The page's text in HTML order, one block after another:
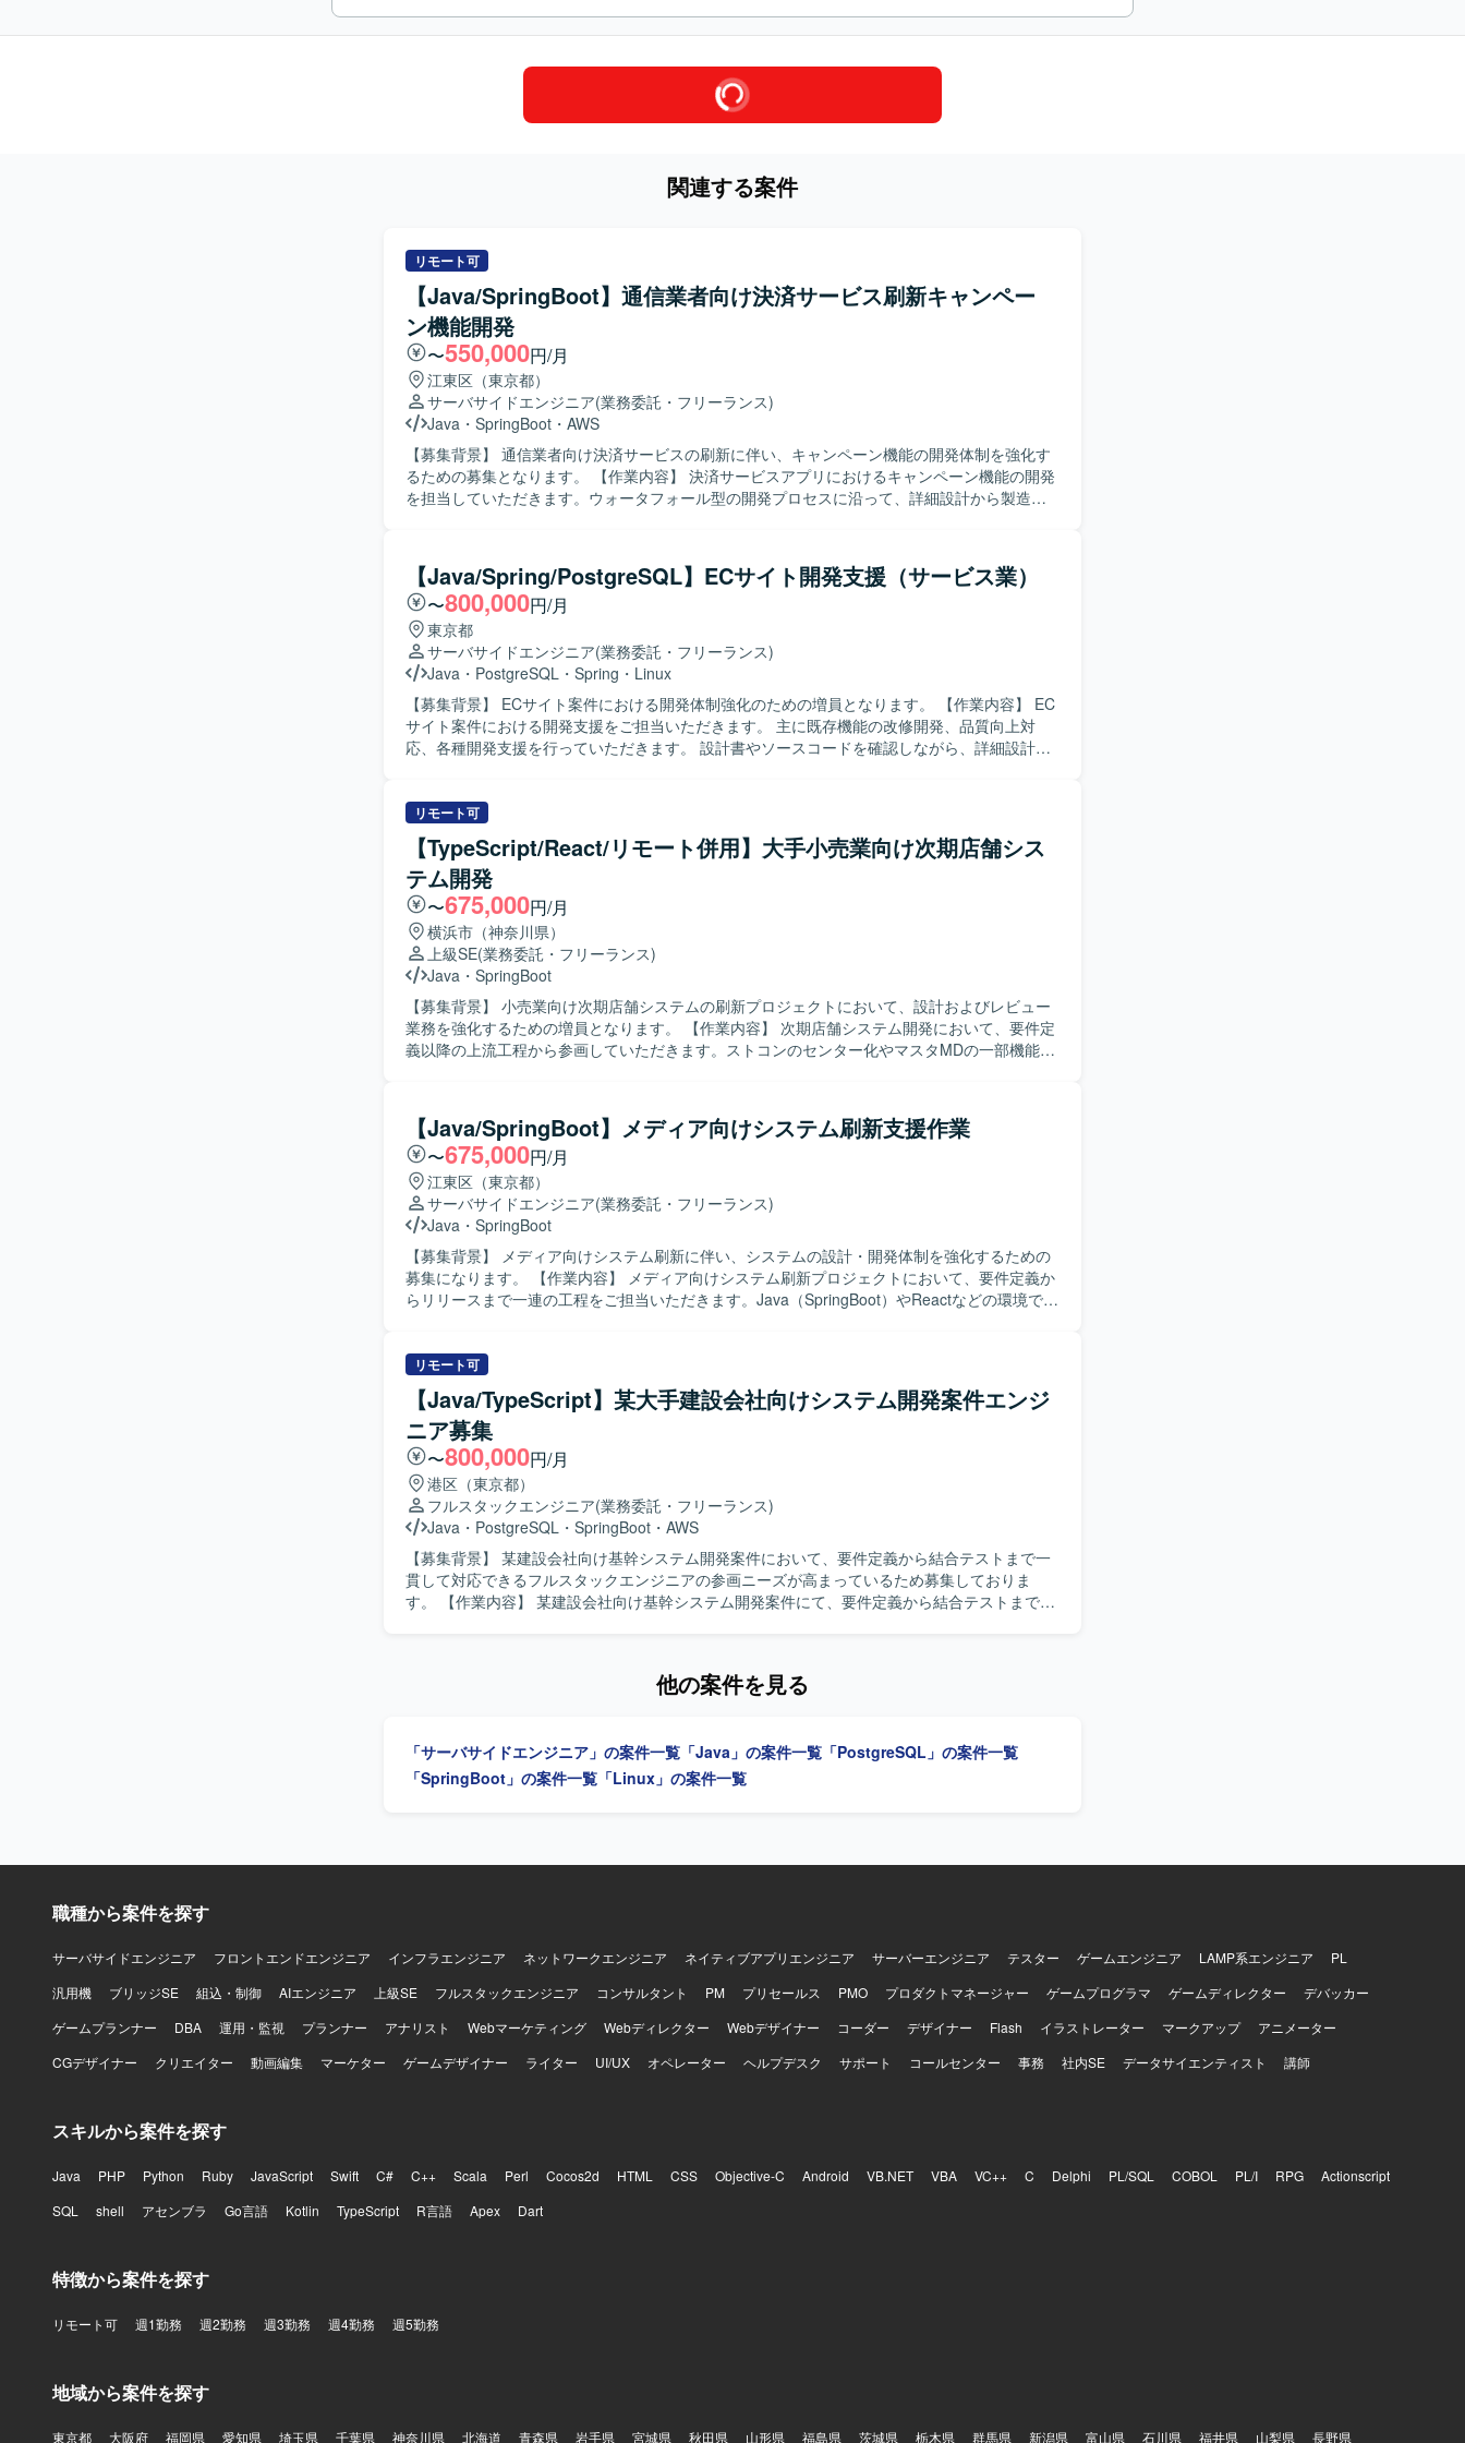
関連する案件
リモート可
【Java/SpringBoot】通信業者向け決済サービス刷新キャンペー
ン機能開発
〜550,000円/月
江東区（東京都）
サーバサイドエンジニア(業務委託・フリーランス)
Java ・ SpringBoot ・ AWS
【募集背景】 通信業者向け決済サービスの刷新に伴い、キャンペーン機能の開発体制を強化す
るための募集となります。 【作業内容】 決済サービスアプリにおけるキャンペーン機能の開発
を担当していただきます。ウォータフォール型の開発プロセスに沿って、詳細設計から製造、
【求める人物像】 バックエンド開発における設計から試験まで一貫して主体的に対応できる方
を求めております。チームメンバーや関係者と円滑にコミュニケーションを取りながら、品質
とスケジュールの両立を意識して取り組んでいただける方が望ましいです。 【ポジションの魅
力】 大規模な決済サービスの刷新プロジェクトに参画していただけるため、決済領域での業務
知識や大規模システム開発の経験を積むことができます。詳細設計以降の工程を通じて、設計
力やテスト設計力を高めることができ、長期的な参画により継続的なスキルアップも期待でき
ます。 【開発環境】 Java（SpringBoot）を用いたバックエンド開発環境にて、AWS上でシステ
ムを構築・開発していただきます。ウォータフォール型の開発プロセスを採用しており、各工
程ごとに成果物レビューや試験を行う体制となっております。
【Java/Spring/PostgreSQL】ECサイト開発支援（サービス業）
〜800,000円/月
東京都
サーバサイドエンジニア(業務委託・フリーランス)
Java ・ PostgreSQL ・ Spring ・ Linux
【募集背景】 ECサイト案件における開発体制強化のための増員となります。 【作業内容】 EC
サイト案件における開発支援をご担当いただきます。 主に既存機能の改修開発、品質向上対
応、各種開発支援を行っていただきます。 設計書やソースコードを確認しながら、詳細設計、
様や既存コードを主体的に読み解きながら、自走して開発を進められる方を求めております。
チームメンバーと円滑にコミュニケーションを取りながら、品質向上に主体的に取り組んでい
ただける方が望ましいです。 【ポジションの魅力】 ECサイトの開発支援を通じて、詳細設計
からテストまで一連の工程に携わることができます。 既存機能の改修や品質改善対応を経験す
ることで、設計力や問題解決力を高めていただけます。 【開発環境】 JavaおよびSpring
Frameworkを用いたWebシステム開発環境下で、PostgreSQLおよびLinuxを利用した開発とな
ります。
リモート可
【TypeScript/React/リモート併用】大手小売業向け次期店舗シス
テム開発
〜675,000円/月
横浜市（神奈川県）
上級SE(業務委託・フリーランス)
Java ・ SpringBoot
【募集背景】 小売業向け次期店舗システムの刷新プロジェクトにおいて、設計およびレビュー
業務を強化するための増員となります。 【作業内容】 次期店舗システム開発において、要件定
義以降の上流工程から参画していただきます。ストコンのセンター化やマスタMDの一部機能の
された設計書や成果物の品質確認も実施していただきます。 【求める人物像】 上流工程から主
体的に参画し、関係者とコミュニケーションを取りながらシステム全体を見渡した設計やレビ
ューができる方を求めています。複数技術スタックを横断してキャッチアップしつつ、品質に
こだわって責任感を持って業務を進めていただける方を歓迎いたします。 【ポジションの魅
力】 大手小売業向けの大規模システム刷新プロジェクトに長期で参画でき、クラウド化やセン
ター化などの構想から詳細設計・レビューまで一貫して関わることができます。フロントエン
ドからバックエンドまで幅広い技術スタックや、大規模トラフィックを扱うシステム設計の知
見を深めることができる環境です。 【開発環境】 TypeScript、React、React Native、Java、
SpringBoot、クラウド環境（AWS想定）を用いたシステム開発となります。
【Java/SpringBoot】メディア向けシステム刷新支援作業
〜675,000円/月
江東区（東京都）
サーバサイドエンジニア(業務委託・フリーランス)
Java ・ SpringBoot
【募集背景】 メディア向けシステム刷新に伴い、システムの設計・開発体制を強化するための
募集になります。 【作業内容】 メディア向けシステム刷新プロジェクトにおいて、要件定義か
らリリースまで一連の工程をご担当いただきます。Java（SpringBoot）やReactなどの環境でシ
していただける方を求めています。 【ポジションの魅力】 要件定義からリリースまで広い工程
に携わることで、上流から下流まで一貫した開発経験を積むことができます。メディア向けシ
ステム刷新という大規模なプロジェクトに関わることで、業務理解と技術スキルの双方を高め
リモート可
【Java/TypeScript】某大手建設会社向けシステム開発案件エンジ
ニア募集
〜800,000円/月
港区（東京都）
フルスタックエンジニア(業務委託・フリーランス)
Java ・ PostgreSQL ・ SpringBoot ・ AWS
【募集背景】 某建設会社向け基幹システム開発案件において、要件定義から結合テストまで一
貫して対応できるフルスタックエンジニアの参画ニーズが高まっているため募集しておりま
す。 【作業内容】 某建設会社向け基幹システム開発案件にて、要件定義から結合テストまでの
のスキルをさらに高めていただけます。 【開発環境】 バックエンドはJava(Springboot)、フロ
ントエンドはTypeScript(React)、インフラはAWS、データベースはPostglesSQLを利用した環
他の案件を見る
「サーバサイドエンジニア」の案件一覧 「Java」の案件一覧 「PostgreSQL」の案件一覧
「SpringBoot」の案件一覧 「Linux」の案件一覧
職種から案件を探す
サーバサイドエンジニア フロントエンドエンジニア インフラエンジニア ネットワークエンジニア ネイティブアプリエンジニア サーバーエンジニア テスター ゲームエンジニア LAMP系エンジニア
PL
汎用機
ブリッジSE 組込・制御 AIエンジニア 上級SE フルスタックエンジニア コンサルタント PM プリセールス PMO プロダクトマネージャー ゲームプログラマ ゲームディレクター
デバッカー
ゲームプランナー
DBA 運用・監視 プランナー アナリスト Webマーケティング Webディレクター Webデザイナー コーダー デザイナー Flash イラストレーター マークアップ
アニメーター
CGデザイナー
クリエイター 動画編集 マーケター ゲームデザイナー ライター UI/UX オペレーター ヘルプデスク サポート コールセンター 事務 社内SE データサイエンティスト 講師
スキルから案件を探す
Java PHP Python Ruby JavaScript Swift C# C++ Scala Perl Cocos2d HTML CSS Objective-C Android VB.NET VBA VC++ C Delphi PL/SQL COBOL PL/I RPG
Actionscript
SQL
shell アセンブラ Go言語 Kotlin TypeScript R言語 Apex Dart
特徴から案件を探す
リモート可 週1勤務 週2勤務 週3勤務 週4勤務 週5勤務
地域から案件を探す
東京都 大阪府 福岡県 愛知県 埼玉県 千葉県 神奈川県 北海道 青森県 岩手県 宮城県 秋田県 山形県 福島県 茨城県 栃木県 群馬県 新潟県 富山県 石川県 福井県 山梨県 長野県